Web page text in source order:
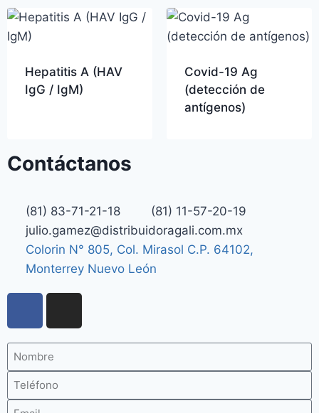
Hepatitis A (HAV
IgG / IgM)
Covid-19 Ag
(detección de
antígenos)
Contáctanos
(81) 83-71-21-18
(81) 11-57-20-19
julio.gamez@distribuidoragali.com.mx
Colorin N° 805, Col. Mirasol C.P. 64102,
Monterrey Nuevo León